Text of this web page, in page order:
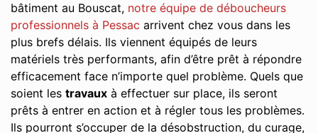
bâtiment au Bouscat, notre équipe de déboucheurs
professionnels à Pessac arrivent chez vous dans les
plus brefs délais. Ils viennent équipés de leurs
matériels très performants, afin d’être prêt à répondre
efficacement face n’importe quel problème. Quels que
soient les travaux à effectuer sur place, ils seront
prêts à entrer en action et à régler tous les problèmes.
Ils pourront s’occuper de la désobstruction, du curage,